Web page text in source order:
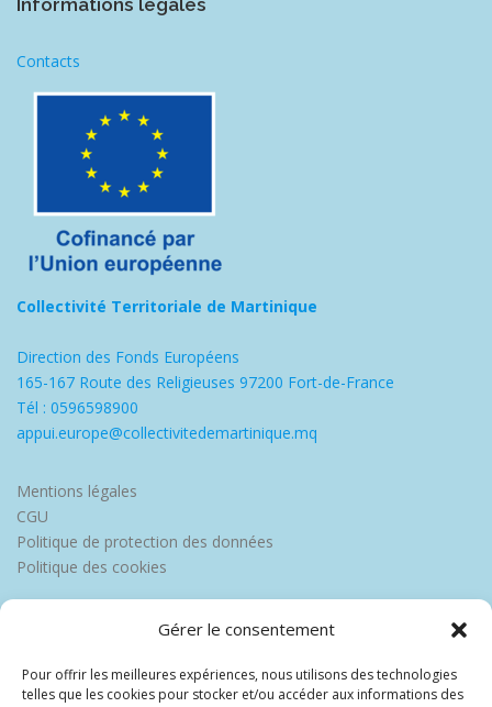
Gérer le consentement
Pour offrir les meilleures expériences, nous utilisons des technologies
telles que les cookies pour stocker et/ou accéder aux informations des
Informations légales
Contacts
Collectivité Territoriale de Martinique
Direction des Fonds Européens
165-167 Route des Religieuses 97200 Fort-de-France
Tél : 0596598900
appui.europe@collectivitedemartinique.mq
Mentions légales
CGU
Politique de protection des données
Politique des cookies